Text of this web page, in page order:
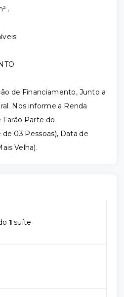
.
de Financiamento, Junto a
Nos informe a Renda
Farão Parte do
03 Pessoas), Data de
Velha).
1 suíte